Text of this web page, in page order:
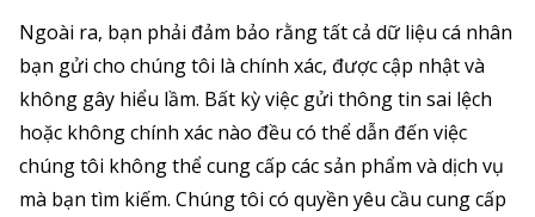
Ngoài ra, bạn phải đảm bảo rằng tất cả dữ liệu cá nhân
bạn gửi cho chúng tôi là chính xác, được cập nhật và
không gây hiểu lầm. Bất kỳ việc gửi thông tin sai lệch
hoặc không chính xác nào đều có thể dẫn đến việc
chúng tôi không thể cung cấp các sản phẩm và dịch vụ
mà bạn tìm kiếm. Chúng tôi có quyền yêu cầu cung cấp